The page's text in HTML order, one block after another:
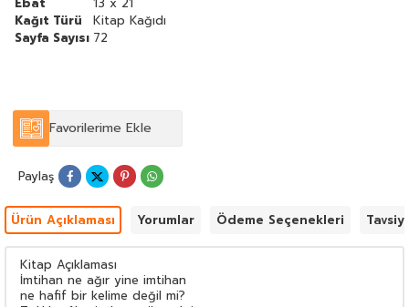
Kağıt Türü
Kitap Kağıdı
Sayfa Sayısı 72
Favorilerime Ekle
Paylaş
Ürün Açıklaması Yorumlar Ödeme Seçenekleri
Kitap Açıklaması
İmtihan ne ağır yine imtihan
ne hafif bir kelime değil mi?